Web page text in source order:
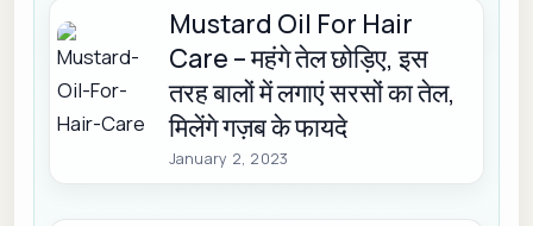
Mustard Oil For Hair
Care – महंगे तेल छोड़िए, इस
तरह बालों में लगाएं सरसों का तेल,
मिलेंगे गज़ब के फायदे
January 2, 2023